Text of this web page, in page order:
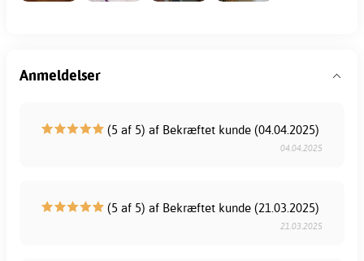
Anmeldelser
(5 af 5) af Bekræftet kunde (04.04.2025)
04.04.2025
(5 af 5) af Bekræftet kunde (21.03.2025)
21.03.2025